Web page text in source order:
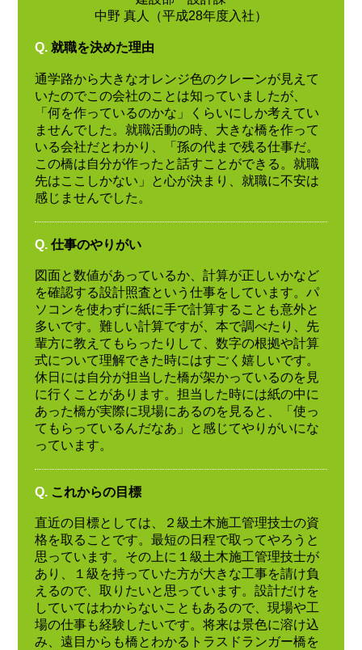
中野 真人（平成28年度入社）
Q. 就職を決めた理由
通学路から大きなオレンジ色のクレーンが見えて
いたのでこの会社のことは知っていましたが、
「何を作っているのかな」くらいにしか考えてい
ませんでした。就職活動の時、大きな橋を作って
いる会社だとわかり、「孫の代まで残る仕事だ。
この橋は自分が作ったと話すことができる。就職
先はここしかない」と心が決まり、就職に不安は
感じませんでした。
Q. 仕事のやりがい
図面と数値があっているか、計算が正しいかなど
を確認する設計照査という仕事をしています。パ
ソコンを使わずに紙に手で計算することも意外と
多いです。難しい計算ですが、本で調べたり、先
輩方に教えてもらったりして、数字の根拠や計算
式について理解できた時にはすごく嬉しいです。
休日には自分が担当した橋が架かっているのを見
に行くことがあります。担当した時には紙の中に
あった橋が実際に現場にあるのを見ると、「使っ
てもらっているんだなあ」と感じてやりがいにな
っています。
Q. これからの目標
直近の目標としては、２級土木施工管理技士の資
格を取ることです。最短の日程で取ってやろうと
思っています。その上に１級土木施工管理技士が
あり、１級を持っていた方が大きな工事を請け負
えるので、取りたいと思っています。設計だけを
していてはわからないこともあるので、現場や工
場の仕事も経験したいです。将来は景色に溶け込
み、遠目からも橋とわかるトラスドランガー橋を